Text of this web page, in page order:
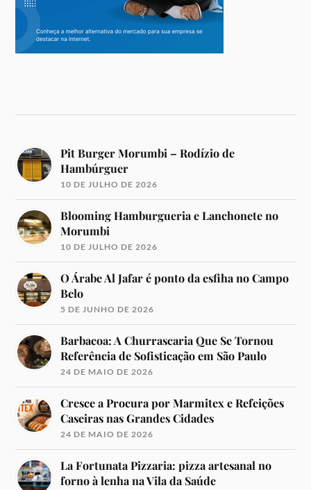
Pit Burger Morumbi – Rodízio de
Hambúrguer
10 DE JULHO DE 2026
Blooming Hamburgueria e Lanchonete no
Morumbi
10 DE JULHO DE 2026
O Árabe Al Jafar é ponto da esfiha no Campo
Belo
5 DE JUNHO DE 2026
Barbacoa: A Churrascaria Que Se Tornou
Referência de Sofisticação em São Paulo
24 DE MAIO DE 2026
Cresce a Procura por Marmitex e Refeições
Caseiras nas Grandes Cidades
24 DE MAIO DE 2026
La Fortunata Pizzaria: pizza artesanal no
forno à lenha na Vila da Saúde